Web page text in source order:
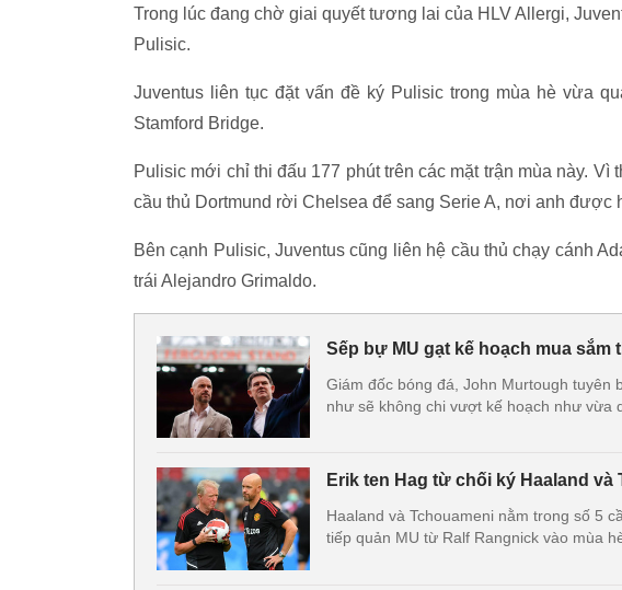
Trong lúc đang chờ giai quyết tương lai của HLV Allergi,
Pulisic.
Juventus liên tục đặt vấn đề ký Pulisic trong mùa hè vừa
Stamford Bridge.
Pulisic mới chỉ thi đấu 177 phút trên các mặt trận mùa này. Vì
cầu thủ Dortmund rời Chelsea để sang Serie A, nơi anh được
Bên cạnh Pulisic, Juventus cũng liên hệ cầu thủ chạy cánh
trái Alejandro Grimaldo.
Sếp bự MU gạt kế hoạch mua sắm
Giám đốc bóng đá, John Murtough tuyên
như sẽ không chi vượt kế hoạch như vừa
Erik ten Hag từ chối ký Haaland và
Haaland và Tchouameni nằm trong số 5
tiếp quản MU từ Ralf Rangnick vào mùa